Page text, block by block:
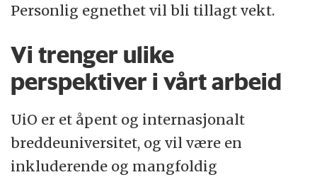
Personlig egnethet vil bli tillagt vekt.
Vi trenger ulike
perspektiver i vårt arbeid
UiO er et åpent og internasjonalt
breddeuniversitet, og vil være en
inkluderende og mangfoldig